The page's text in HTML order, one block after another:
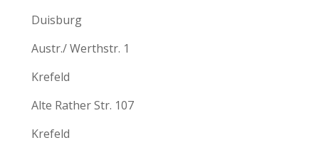
Duisburg
Austr./ Werthstr. 1
Krefeld
Alte Rather Str. 107
Krefeld